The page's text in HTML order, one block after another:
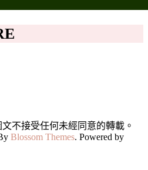
不接受任何未經同意的轉載。
Blossom Themes. Powered by